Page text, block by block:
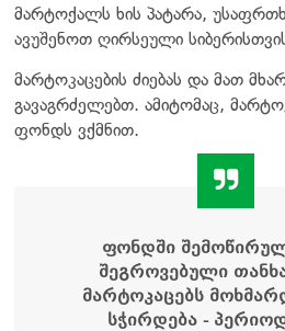
მარტოქალს ხის პატარა,
ავუშენოთ ღირსეული
მარტოკაცების ძიებას და მათ
გავაგრძელებთ. ამიტომაც,
ფონდს ვქმნით.
ფონდში
შეგროვებული
მარტოკაცებს
სჭირდება -